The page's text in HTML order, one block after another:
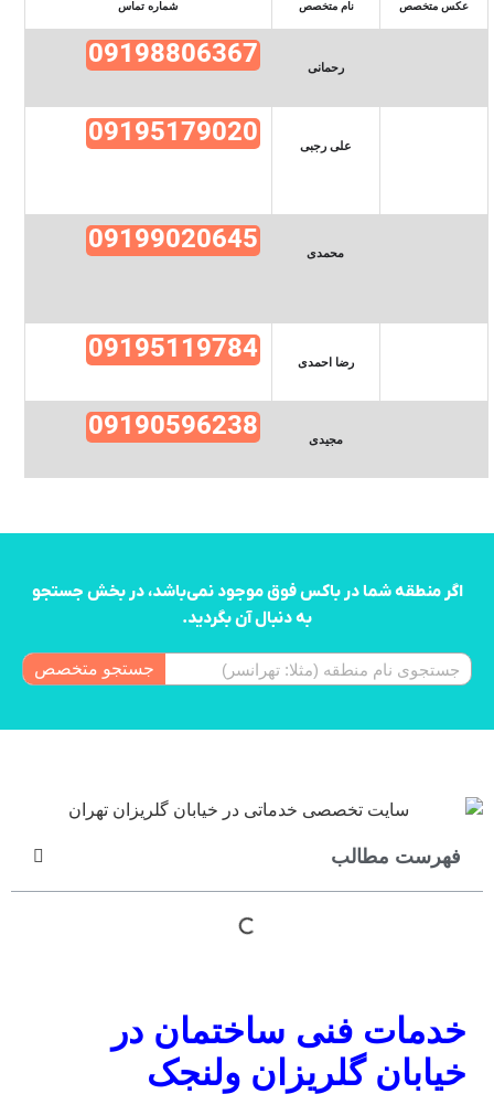
عکس متخصص نام متخصص شماره تماس
رحمانی 09198806367
علی رجبی 09195179020
محمدی 09199020645
رضا احمدی 09195119784
مجیدی 09190596238
اگر منطقه شما در باکس فوق موجود نمی‌باشد، در بخش جستجو
به دنبال آن بگردید.
جستجو متخصص
فهرست مطالب
خدمات فنی ساختمان در
خیابان گلریزان ولنجک